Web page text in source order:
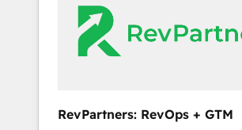
looking for...and get your next big
moving!
engine. We onboard your team,
data, and build AI-powered
drive adoption from week one, in
from any legacy CRM. Zero
RevPartners: RevOps + GTM